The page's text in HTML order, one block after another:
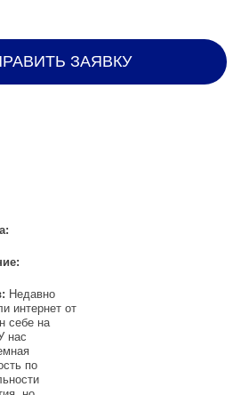
Недавно
интернет от
себе на
нас
по